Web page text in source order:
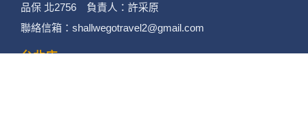
品保 北2756 負責人：許采原
聯絡信箱：shallwegotravel2@gmail.com
台北店